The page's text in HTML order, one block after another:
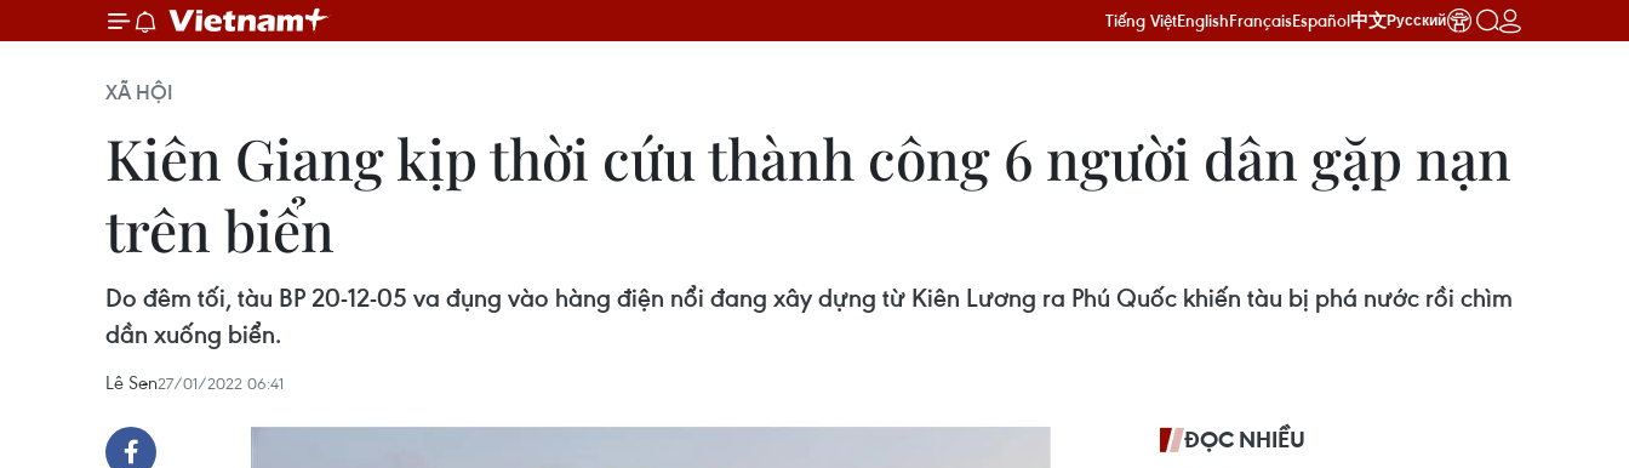
Tiếng ViệtEnglishFrançaisEspañol中文Русский
XÃ HỘI
Kiên Giang kịp thời cứu thành công 6 người dân gặp nạn
trên biển
Do đêm tối, tàu BP 20-12-05 va đụng vào hàng điện nổi đang xây dựng từ Kiên Lương ra Phú Quốc khiến tàu bị phá nước rồi chìm
dần xuống biển.
Lê Sen27/01/2022 06:41
ĐỌC NHIỀU